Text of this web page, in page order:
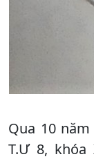
Qua 10
T.Ư 8,